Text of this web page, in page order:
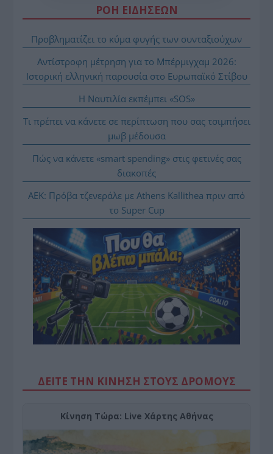
ΡΟΗ ΕΙΔΗΣΕΩΝ
Προβληματίζει το κύμα φυγής των συνταξιούχων
Αντίστροφη μέτρηση για το Μπέρμιγχαμ 2026:
Ιστορική ελληνική παρουσία στο Ευρωπαϊκό Στίβου
Η Ναυτιλία εκπέμπει «SOS»
Τι πρέπει να κάνετε σε περίπτωση που σας τσιμπήσει
μωβ μέδουσα
Πώς να κάνετε «smart spending» στις φετινές σας
διακοπές
ΑΕΚ: Πρόβα τζενεράλε με Athens Kallithea πριν από
το Super Cup
ΔΕΙΤΕ ΤΗΝ ΚΙΝΗΣΗ ΣΤΟΥΣ ΔΡΌΜΟΥΣ
Κίνηση Τώρα: Live Χάρτης Αθήνας